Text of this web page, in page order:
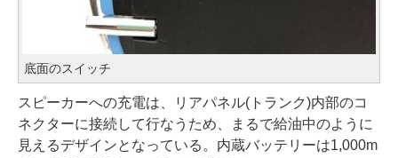
底面のスイッチ
スピーカーへの充電は、リアパネル(トランク)内部のコ
ネクターに接続して行なうため、まるで給油中のように
見えるデザインとなっている。内蔵バッテリーは1,000m